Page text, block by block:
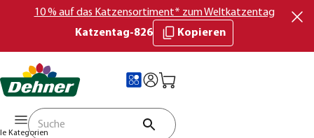
10 % auf das Katzensortiment* zum Weltkatzentag
Katzentag-826
Kopieren
Kategorien